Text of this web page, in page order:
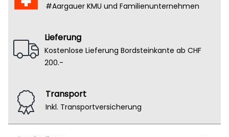
#Aargauer KMU und Familienunternehmen
Lieferung
Kostenlose Lieferung Bordsteinkante ab CHF
200.-
Transport
Inkl. Transportversicherung